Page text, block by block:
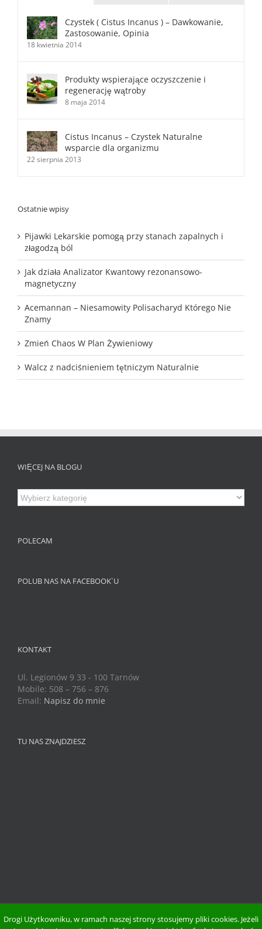
Czystek ( Cistus Incanus ) – Dawkowanie,
Zastosowanie, Opinia
18 kwietnia 2014
Produkty wspierające oczyszczenie i
regenerację wątroby
8 maja 2014
Cistus Incanus – Czystek Naturalne
wsparcie dla organizmu
22 sierpnia 2013
Ostatnie wpisy
Pijawki Lekarskie pomogą przy stanach zapalnych i
złagodzą ból
Jak działa Analizator Kwantowy rezonansowo-
magnetyczny
Acemannan – Niesamowity Polisacharyd Którego Nie
Znamy
Zmień Chaos W Plan Żywieniowy
Walcz z nadciśnieniem tętniczym Naturalnie
WIĘCEJ NA BLOGU
Więcej
na
POLECAM
POLUB NAS NA FACEBOOK`U
KONTAKT
Ul. Legionów 9 33 - 100 Tarnów
Mobile: 508 – 756 – 876
Email: Napisz do mnie
TU NAS ZNAJDZIESZ
Copyright 2015 Zdrowie Na Zielono | Wszystkie Prawa Zastrzeżone.
Drogi Użytkowniku, w ramach naszej strony stosujemy pliki cookies. Jeżeli